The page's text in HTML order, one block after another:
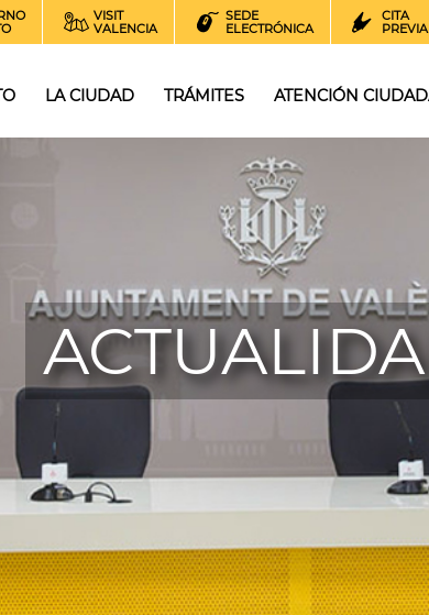
VISIT
VALENCIA
SEDE
ELECTRÓNICA
CITA
PREVIA
LA CIUDAD TRÁMITES ATENCIÓN